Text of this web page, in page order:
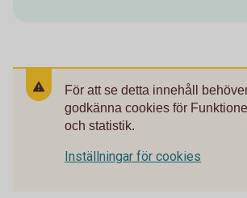
För att se detta innehåll
godkänna cookies för
och statistik.
Inställningar för cookies